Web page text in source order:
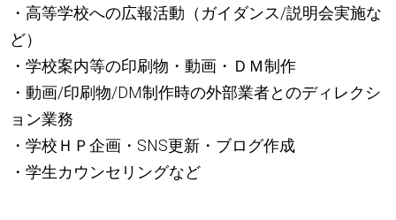
・高等学校への広報活動（ガイダンス/説明会実施な
ど）
・学校案内等の印刷物・動画・ＤＭ制作
・動画/印刷物/DM制作時の外部業者とのディレクシ
ョン業務
・学校ＨＰ企画・SNS更新・ブログ作成
・学生カウンセリングなど